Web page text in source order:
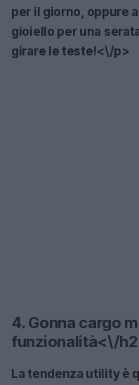
per il giorno , oppure
gioiello per una
girare le teste!<\/p>
4. Gonna cargo
funzionalità<\/
La tendenza utility è